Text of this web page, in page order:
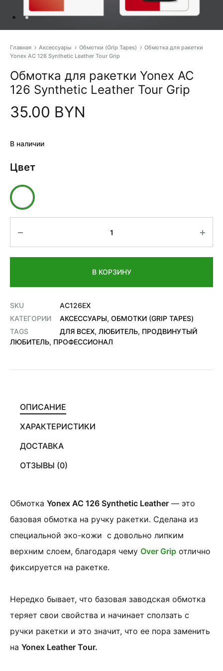
Главная Аксессуары Обмотки (Grip Tapes)
Обмотка для ракетки
Yonex AC 126 Synthetic Leather Tour Grip
Обмотка для ракетки Yonex AC
126 Synthetic Leather Tour Grip
35.00 BYN
В наличии
Цвет
В КОРЗИНУ
SKU
AC126EX
КАТЕГОРИИ
АКСЕССУАРЫ, ОБМОТКИ (GRIP TAPES)
TAGS
ДЛЯ ВСЕХ, ЛЮБИТЕЛЬ, ПРОДВИНУТЫЙ
ЛЮБИТЕЛЬ, ПРОФЕССИОНАЛ
ОПИСАНИЕ
ХАРАКТЕРИСТИКИ
ДОСТАВКА
ОТЗЫВЫ (0)
Обмотка Yonex AC 126 Synthetic Leather — это
базовая обмотка на ручку ракетки. Сделана из
специальной эко-кожи с довольно липким
верхним слоем, благодаря чему Over Grip отлично
фиксируется на ракетке.
Нередко бывает, что базовая заводская обмотка
теряет свои свойства и начинает сползать с
ручки ракетки и это значит, что ее пора заменить
на Yonex Leather Tour.